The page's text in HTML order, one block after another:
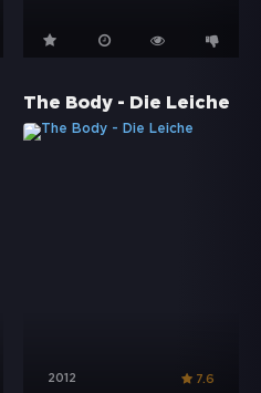
The Body - Die Leiche
2012 7.6